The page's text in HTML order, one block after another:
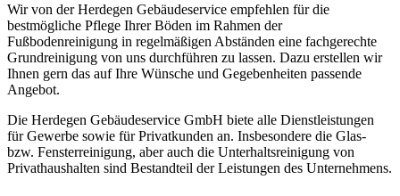
Wir von der Herdegen Gebäudeservice empfehlen für die
bestmögliche Pflege Ihrer Böden im Rahmen der
Fußbodenreinigung in regelmäßigen Abständen eine fachgerechte
Grundreinigung von uns durchführen zu lassen. Dazu erstellen wir
Ihnen gern das auf Ihre Wünsche und Gegebenheiten passende
Angebot.
Die Herdegen Gebäudeservice GmbH biete alle Dienstleistungen
für Gewerbe sowie für Privatkunden an. Insbesondere die Glas-
bzw. Fensterreinigung, aber auch die Unterhaltsreinigung von
Privathaushalten sind Bestandteil der Leistungen des Unternehmens.